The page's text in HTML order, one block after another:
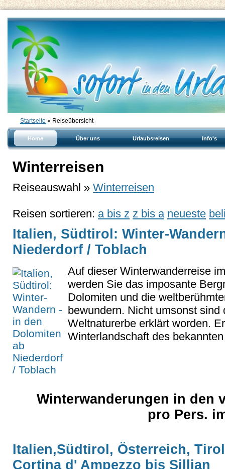
Startseite » Reiseübersicht
Home Über uns Urlaubsreisen Info's
Winterreisen
Reiseauswahl » Winterreisen
Reisen sortieren: a bis z z bis a neueste
Italien, Südtirol: Winter-
Niederdorf / Toblach
Auf dieser Winterwanderreise
werden Sie das imposante
Dolomiten und die
bewundern. Nicht umsonst
Weltnaturerbe erklärt worden.
Winterlandschaft des
Winterwanderungen in den
pro Pers.
Italien,Südtirol, Österreich,
Cortina d' Ampezzo bis Sillian